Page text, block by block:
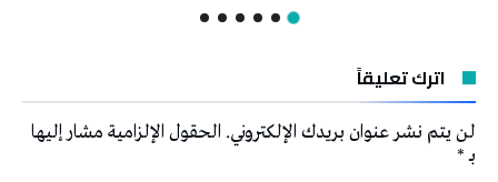
اترك تعليقاً
لن يتم نشر عنوان بريدك الإلكتروني. الحقول الإلزامية مشار إليها
بـ*